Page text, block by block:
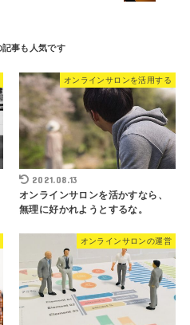
オンラインサロンを活用する
2021.08.13
オンラインサロンを活かすなら、
無理に好かれようとするな。
オンラインサロンの運営